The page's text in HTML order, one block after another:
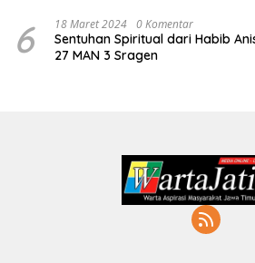
6 18 Maret 2024 0 Komentar
Sentuhan Spiritual dari Habib
27 MAN 3 Sragen